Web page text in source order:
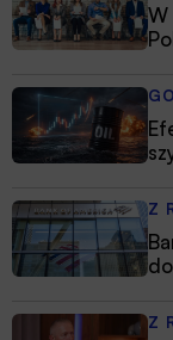
W
Z
Z